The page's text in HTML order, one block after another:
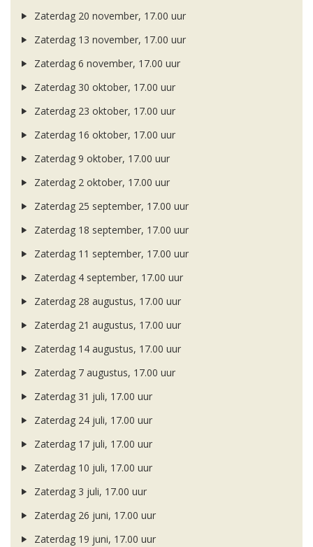
Zaterdag 20 november, 17.00 uur
Zaterdag 13 november, 17.00 uur
Zaterdag 6 november, 17.00 uur
Zaterdag 30 oktober, 17.00 uur
Zaterdag 23 oktober, 17.00 uur
Zaterdag 16 oktober, 17.00 uur
Zaterdag 9 oktober, 17.00 uur
Zaterdag 2 oktober, 17.00 uur
Zaterdag 25 september, 17.00 uur
Zaterdag 18 september, 17.00 uur
Zaterdag 11 september, 17.00 uur
Zaterdag 4 september, 17.00 uur
Zaterdag 28 augustus, 17.00 uur
Zaterdag 21 augustus, 17.00 uur
Zaterdag 14 augustus, 17.00 uur
Zaterdag 7 augustus, 17.00 uur
Zaterdag 31 juli, 17.00 uur
Zaterdag 24 juli, 17.00 uur
Zaterdag 17 juli, 17.00 uur
Zaterdag 10 juli, 17.00 uur
Zaterdag 3 juli, 17.00 uur
Zaterdag 26 juni, 17.00 uur
Zaterdag 19 juni, 17.00 uur